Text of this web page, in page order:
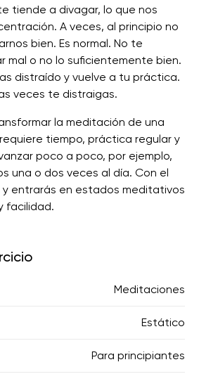
tiende a divagar, lo que nos
A veces, al principio no
bien. Es normal. No te
mal o no lo suficientemente bien.
distraído y vuelve a tu práctica.
veces te distraigas.
la meditación de una
tiempo, práctica regular y
poco a poco, por ejemplo,
una o dos veces al día. Con el
entrarás en estados meditativos
facilidad.
Meditaciones
Estático
Para principiantes